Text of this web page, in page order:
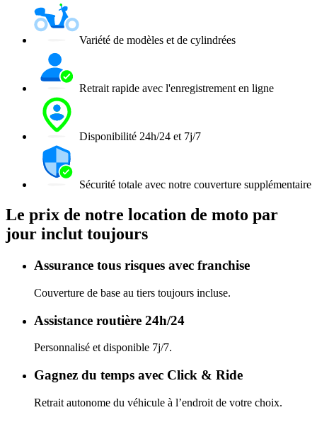
Variété de modèles et de cylindrées
Retrait rapide avec l'enregistrement en ligne
Disponibilité 24h/24 et 7j/7
Sécurité totale avec notre couverture supplémentaire
Le prix de notre location de moto par
jour inclut toujours
Assurance tous risques avec franchise
Couverture de base au tiers toujours incluse.
Assistance routière 24h/24
Personnalisé et disponible 7j/7.
Gagnez du temps avec Click & Ride
Retrait autonome du véhicule à l’endroit de votre choix.